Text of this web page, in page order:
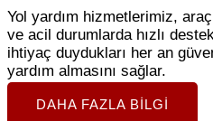
Yol yardım hizmetlerimiz,
ve acil durumlarda hızlı
ihtiyaç duydukları her an
yardım almasını sağlar.
DAHA FAZLA BILGI